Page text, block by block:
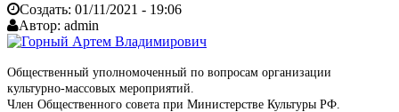
Создать: 01/11/2021 - 19:06
Автор: admin
Общественный уполномоченный по вопросам организации
культурно-массовых мероприятий.
Член Общественного совета при Министерстве Культуры РФ.